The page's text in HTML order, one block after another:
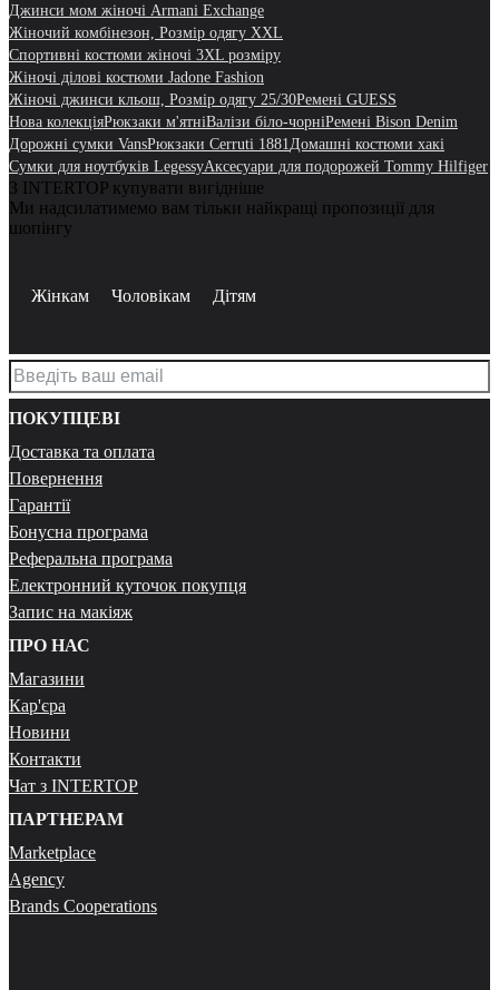
Джинси мом жіночі Armani Exchange
Жіночий комбінезон, Розмір одягу XXL
Спортивні костюми жіночі 3XL розміру
Жіночі ділові костюми Jadone Fashion
Жіночі джинси кльош, Розмір одягу 25/30Ремені GUESS
Нова колекціяРюкзаки м'ятніВалізи біло-чорніРемені Bison Denim
Дорожні сумки VansРюкзаки Cerruti 1881 Домашні костюми хакі
Сумки для ноутбуків LegessyАксесуари для подорожей Tommy Hilfiger
З INTERTOP купувати вигідніше
Ми надсилатимемо вам тільки найкращі пропозиції для
шопінгу
Жінкам Чоловікам Дітям
ПОКУПЦЕВІ
Доставка та оплата
Повернення
Гарантії
Бонусна програма
Реферальна програма
Електронний куточок покупця
Запис на макіяж
ПРО НАС
Магазини
Кар'єра
Новини
Контакти
Чат з INTERTOP
ПАРТНЕРАМ
Marketplace
Agency
Brands Cooperations